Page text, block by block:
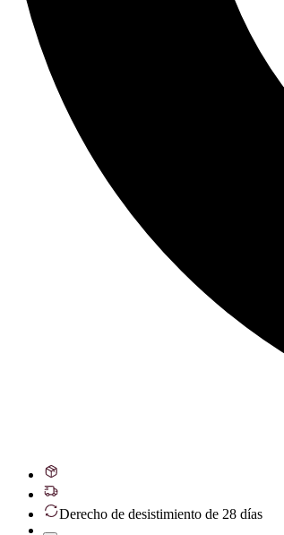
Derecho de desistimiento de 28 días